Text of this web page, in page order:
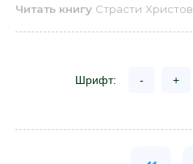
Читать книгу Страсти
Шрифт: - +